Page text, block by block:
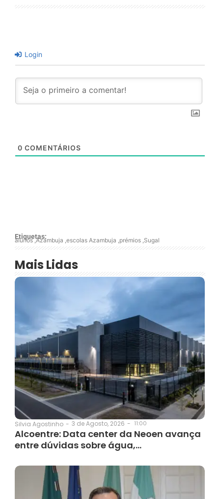
Login
0 COMENTÁRIOS
Etiquetas:
alunos,Azambuja escolas Azambuja prémios Sugal
Mais Lidas
Silvia Agostinho - 3 de Agosto, 2026 - 11:00
Alcoentre: Data center da Neoen avança
entre dúvidas sobre água,…